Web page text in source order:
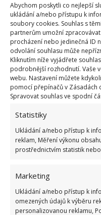
Abychom poskytli co nejlepší
ukládání a/nebo přístupu k
soubory cookies. Souhlas s
partnerům umožní
procházení nebo jedinečná ID
odvolání souhlasu může
Kliknutím níže vyjádřete
podrobnější rozhodnutí. Vaše
webu. Nastavení můžete
pomocí přepínačů v Zásadách
Spravovat souhlas ve spodní
Statistiky
Ukládání a/nebo přístup k
reklam, Měření výkonu
prostřednictvím statistik
Marketing
Ukládání a/nebo přístup k
omezených údajů k výběru
personalizovanou reklamu,
zvyk.
Toaleta
Oddělenou koupelnu